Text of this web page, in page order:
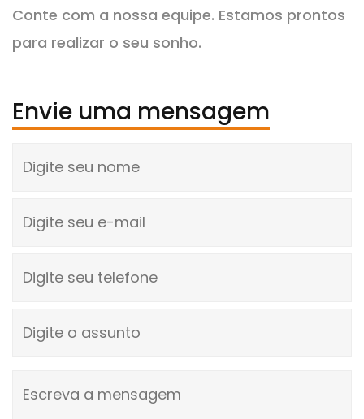
Conte com a nossa equipe. Estamos prontos
para realizar o seu sonho.
Envie uma mensagem